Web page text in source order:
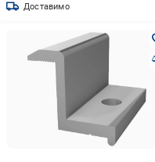
Доставимо